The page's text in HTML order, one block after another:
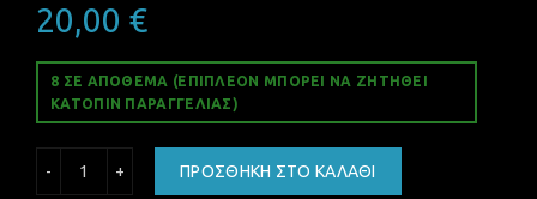
20,00 €
8 ΣΕ ΑΠΌΘΕΜΑ (ΕΠΙΠΛΈΟΝ ΜΠΟΡΕΊ ΝΑ ΖΗΤΗΘΕΊ
ΚΑΤΌΠΙΝ ΠΑΡΑΓΓΕΛΊΑΣ)
ΠΡΟΣΘΉΚΗ ΣΤΟ ΚΑΛΆΘΙ